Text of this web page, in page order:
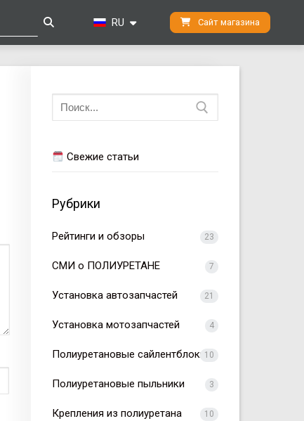
RU Сайт магазина
Искать:
Свежие статьи
Рубрики
Рейтинги и обзоры 23
СМИ о ПОЛИУРЕТАНЕ 7
Установка автозапчастей 21
Установка мотозапчастей 4
Полиуретановые сайлентблоки10
Полиуретановые пыльники 3
Крепления из полиуретана 10